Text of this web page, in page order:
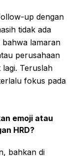
up dengan
tidak ada
bahwa lamaran
perusahaan
lagi. Teruslah
fokus pada
emoji atau
HRD?
bahkan di